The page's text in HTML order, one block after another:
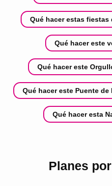
Qué hacer estas fiestas
Qué hacer este
Qué hacer este
Qué hacer este Puente
Qué hacer esta
Planes